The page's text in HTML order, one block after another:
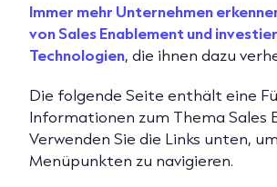
Immer mehr Unternehmen
von Sales Enablement und
Technologien, die ihnen dazu
Die folgende Seite enthält eine
Informationen zum Thema Sales
Verwenden Sie die Links unten,
Menüpunkten zu navigieren.